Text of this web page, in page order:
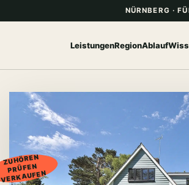
NÜRNBERG ·
LeistungenRegionAblauf
ZUHÖREN
PRÜFEN
VERKAUFEN